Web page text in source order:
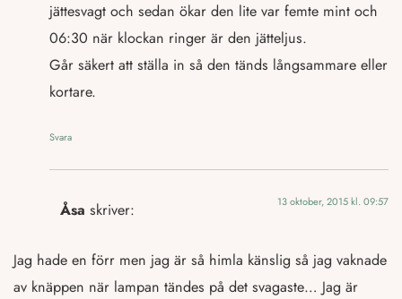
jättesvagt och sedan ökar den lite var femte mint och
06:30 när klockan ringer är den jätteljus.
Går säkert att ställa in så den tänds långsammare eller
kortare.
Svara
Åsa skriver: 13 oktober, 2015 kl. 09:57
Jag hade en förr men jag är så himla känslig så jag vaknade
av knäppen när lampan tändes på det svagaste… Jag är